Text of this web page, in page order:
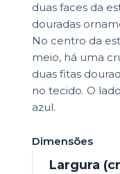
duas faces da
douradas
No centro da
meio, há uma
duas fitas
no tecido. O
azul.
Dimensões
Largura